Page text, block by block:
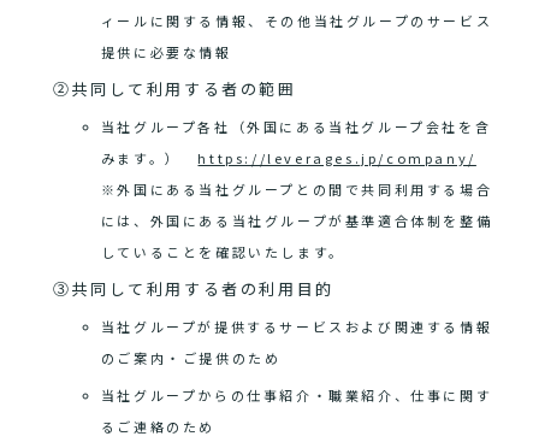
ィールに関する情報、その他当社グループのサービス
提供に必要な情報
②共同して利用する者の範囲
当社グループ各社（外国にある当社グループ会社を含
みます。） https://leverages.jp/company/
※外国にある当社グループとの間で共同利用する場合
には、外国にある当社グループが基準適合体制を整備
していることを確認いたします。
③共同して利用する者の利用目的
当社グループが提供するサービスおよび関連する情報
のご案内・ご提供のため
当社グループからの仕事紹介・職業紹介、仕事に関す
るご連絡のため